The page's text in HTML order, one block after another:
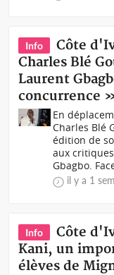
Info
Côte
Charles Blé
Laurent
concurrence
En
Charles Blé
édition de
aux
Gbagbo.
il y a 1
Info
Côte
Kani, un
élèves de